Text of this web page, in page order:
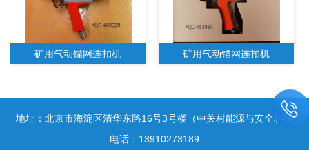
矿用气动锚网连扣机 矿用气动锚网连扣机
地址：北京市海淀区清华东路16号3号楼（中关村能源与安全科技
园）1005-2室
电话：13910273189